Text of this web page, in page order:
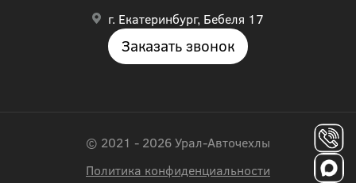
г. Екатеринбург, Бебеля 17
Заказать звонок
© 2021 - 2026 Урал-Авточехлы
Политика конфиденциальности